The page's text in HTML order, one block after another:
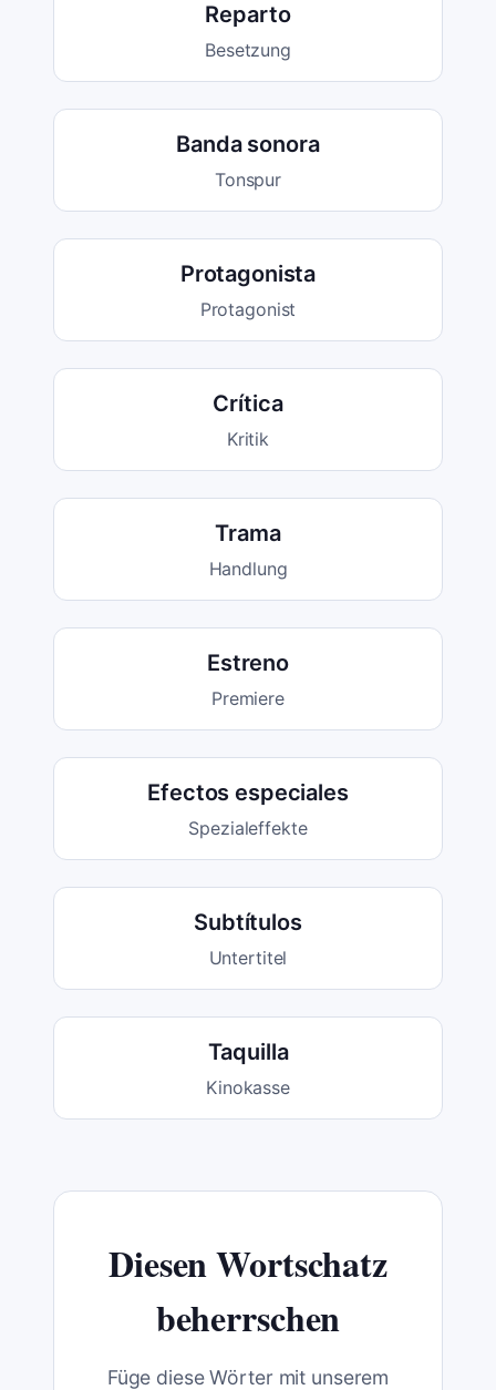
Reparto
Besetzung
Banda sonora
Tonspur
Protagonista
Protagonist
Crítica
Kritik
Trama
Handlung
Estreno
Premiere
Efectos especiales
Spezialeffekte
Subtítulos
Untertitel
Taquilla
Kinokasse
Diesen Wortschatz
beherrschen
Füge diese Wörter mit unserem